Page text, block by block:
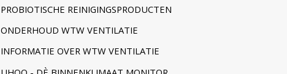
PROBIOTISCHE REINIGINGSPRODUCTEN
ONDERHOUD WTW VENTILATIE
INFORMATIE OVER WTW VENTILATIE